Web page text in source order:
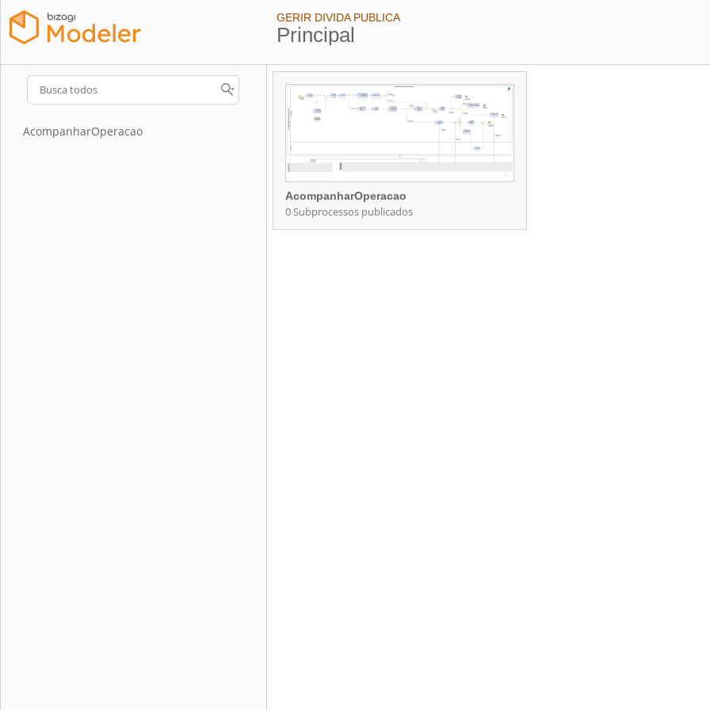
GERIR DIVIDA PUBLICA
Principal
AcompanharOperacao
AcompanharOperacao
0 Subprocessos publicados